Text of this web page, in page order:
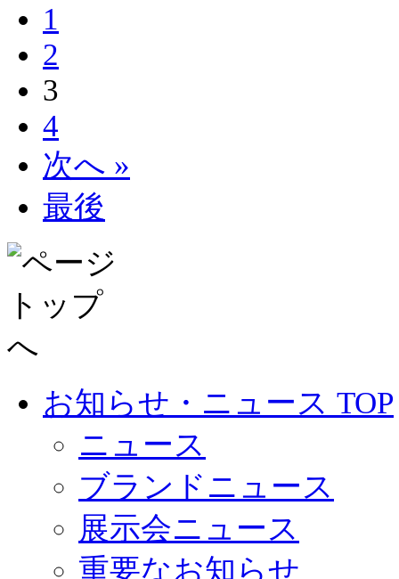
1
2
3
4
次へ »
最後
お知らせ・ニュース TOP
ニュース
ブランドニュース
展示会ニュース
重要なお知らせ